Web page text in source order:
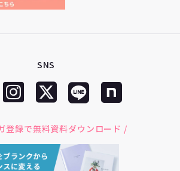
SNS
登録で無料資料ダウンロード /